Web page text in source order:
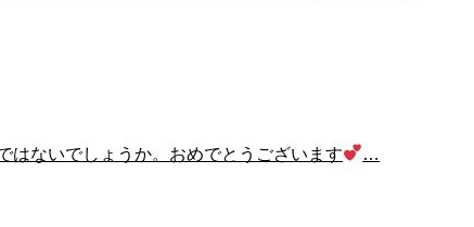
はないでしょうか。おめでとうございます …